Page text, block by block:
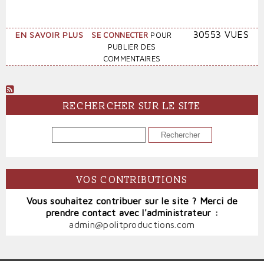
EN SAVOIR PLUS SUR
POURQUOI
S'OPPOSER
NATIONAL?
SE CONNECTER POUR
PUBLIER DES
COMMENTAIRES
30553 VUES
RECHERCHER SUR LE SITE
RECHERCHER
VOS CONTRIBUTIONS
Vous souhaitez contribuer sur le site ? Merci de
prendre contact avec l'administrateur :
admin@politproductions.com